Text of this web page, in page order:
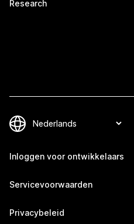
Research
Inloggen voor ontwikkelaars
Servicevoorwaarden
Privacybeleid